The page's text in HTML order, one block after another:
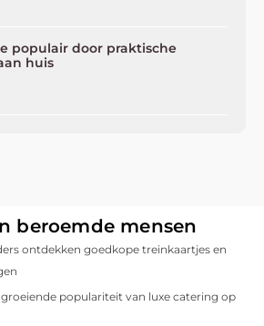
populair door praktische
huis
beroemde mensen
ontdekken goedkope treinkaartjes en
populariteit van luxe catering op